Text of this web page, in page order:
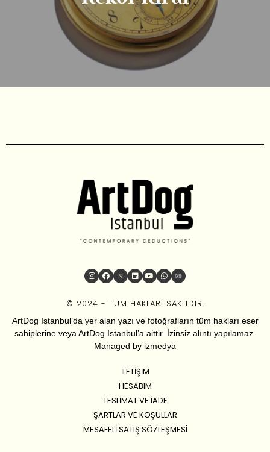
© 2024 - TÜM HAKLARI SAKLIDIR.
ArtDog Istanbul’da yer alan yazı ve fotoğrafların tüm hakları eser
sahiplerine veya ArtDog Istanbul’a aittir. İzinsiz alıntı yapılamaz.
Managed by izmedya
İLETIŞIM
HESABIM
TESLIMAT VE İADE
ŞARTLAR VE KOŞULLAR
MESAFELI SATIŞ SÖZLEŞMESI